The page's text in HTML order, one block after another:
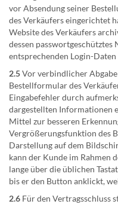
vor Absendung seiner
des Verkäufers eingerichtet
Website des Verkäufers
dessen
entsprechenden Login-
2.5Vor verbindlicher
Bestellformular des
Eingabefehler durch
dargestellten Informationen
Mittel zur besseren
Vergrößerungsfunktion des
Darstellung auf dem
kann der Kunde im Rahmen
lange über die üblichen
bis er den Button anklickt,
2.6 Für den Vertragsschluss